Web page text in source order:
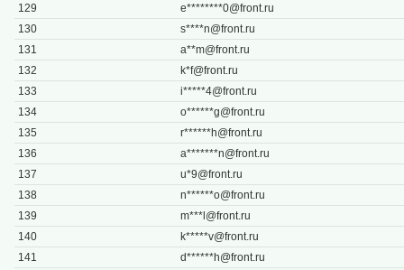
129
e********0@front.ru
130
s****n@front.ru
131
a**m@front.ru
132
k*f@front.ru
133
i*****4@front.ru
134
o******g@front.ru
135
r******h@front.ru
136
a*******n@front.ru
137
u*9@front.ru
138
n******o@front.ru
139
m***l@front.ru
140
k*****v@front.ru
141
d******h@front.ru